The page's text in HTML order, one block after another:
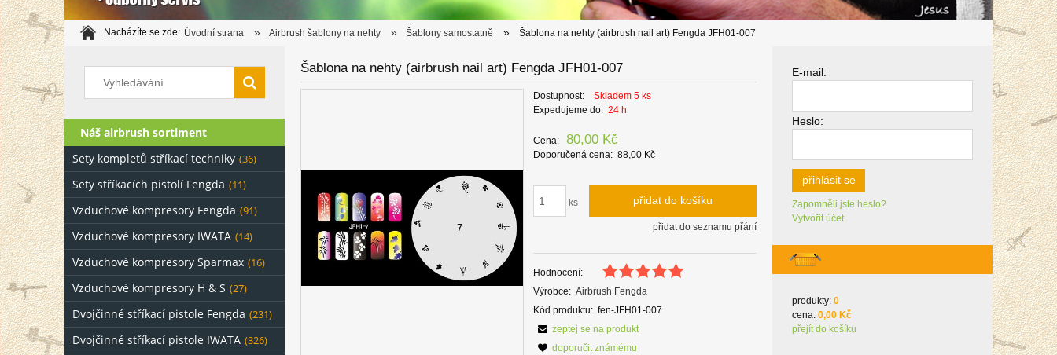
Nacházíte se zde: Úvodní strana » Airbrush šablony na nehty » Šablony samostatně » Šablona na nehty (airbrush nail art) Fengda JFH01-007
Náš airbrush sortiment
Sety kompletů stříkací techniky (36)
Sety stříkacích pistolí Fengda (11)
Vzduchové kompresory Fengda (91)
Vzduchové kompresory IWATA (14)
Vzduchové kompresory Sparmax (16)
Vzduchové kompresory H & S (27)
Dvojčinné stříkací pistole Fengda (231)
Dvojčinné stříkací pistole IWATA (326)
Šablona na nehty (airbrush nail art) Fengda JFH01-007
Dostupnost:
Skladem 5 ks
Expedujeme do: 24 h
Cena: 80,00 Kč
Doporučená cena: 88,00 Kč
ks přidat do košíku
přidat do seznamu přání
Hodnocení:
Výrobce: Airbrush Fengda
Kód produktu: fen-JFH01-007
zeptej se na produkt
doporučit známému
E-mail:
Heslo:
přihlásit se
Zapomněli jste heslo?
Vytvořit účet
produkty: 0
cena: 0,00 Kč
přejít do košíku